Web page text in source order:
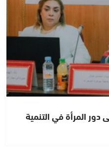
المرأة في التنمية